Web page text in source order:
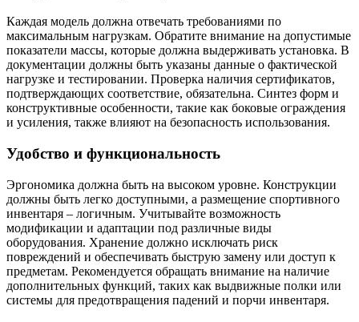
Каждая модель должна отвечать требованиями по
максимальным нагрузкам. Обратите внимание на допустимые
показатели массы, которые должна выдерживать установка. В
документации должны быть указаны данные о фактической
нагрузке и тестировании. Проверка наличия сертификатов,
подтверждающих соответствие, обязательна. Синтез форм и
конструктивные особенности, такие как боковые ограждения
и усиления, также влияют на безопасность использования.
Удобство и функциональность
Эргономика должна быть на высоком уровне. Конструкции
должны быть легко доступными, а размещение спортивного
инвентаря – логичным. Учитывайте возможность
модификации и адаптации под различные виды
оборудования. Хранение должно исключать риск
повреждений и обеспечивать быструю замену или доступ к
предметам. Рекомендуется обращать внимание на наличие
дополнительных функций, таких как выдвижные полки или
системы для предотвращения падений и порчи инвентаря.